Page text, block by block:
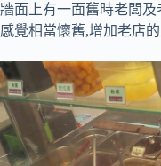
牆面上有一面舊時老闆
感覺相當懷舊,增加老店